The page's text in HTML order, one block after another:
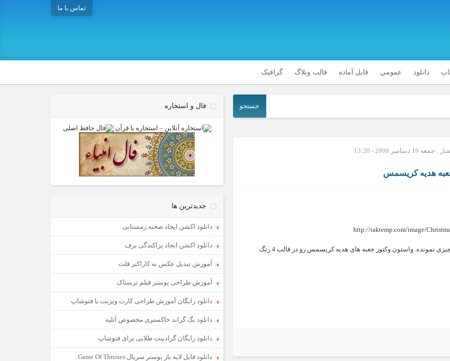
تماس با ما
دانلود عمومي فایل آماده قالب وبلاگ گرافیک
جستجو
19 دسامبر 2008 - 13:20
هدیه کریسمس
سلام دوستان عزیز. خودتون که خبر دارید، دیگه به کریسمس چیزی نمونده. واستون وکتور جعبه های هدیه کریسمس رو در قالب 4 رنگ
فال و استخاره
جدیدترین ها
دانلود اکشن ایجاد صحنه زمستانی
دانلود اکشن ایجاد پراکندگی برف
آموزش تبدیل عکس به کاراکتر فلت
آموزش طراحی پوستر فیلم ترسناک
دانلود رایگان آموزش طراحی کارت ویزیت با فتوشاپ
دانلود بگ گراند خاکستری مخصوص آتلیه
دانلود رایگان گرادینت طلایی برای فتوشاپ
دانلود فایل لایه باز پوستر سریال Game Of Thrones